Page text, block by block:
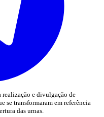
e divulgação de
se transformaram em referência
das urnas.